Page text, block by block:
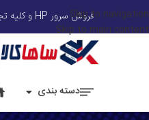
Skip to navigation
Skip to main content
فروش سرور HP و کلیه تجهیزات شبکه و دیتاسنتر
دسته بندی